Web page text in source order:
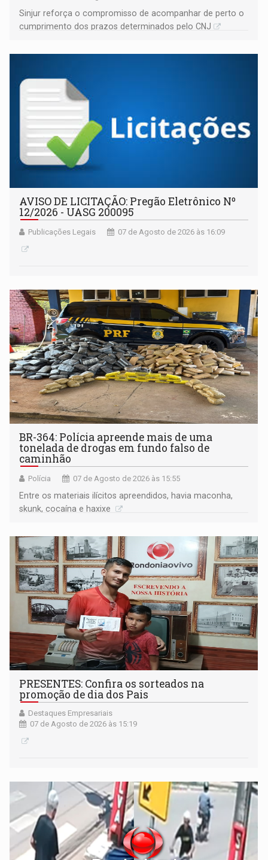
Sinjur reforça o compromisso de acompanhar de perto o
cumprimento dos prazos determinados pelo CNJ
AVISO DE LICITAÇÃO: Pregão Eletrônico Nº
12/2026 - UASG 200095
Publicações Legais 07 de Agosto de 2026 às 16:09
BR-364: Polícia apreende mais de uma
tonelada de drogas em fundo falso de
caminhão
Polícia 07 de Agosto de 2026 às 15:55
Entre os materiais ilícitos apreendidos, havia maconha,
skunk, cocaína e haxixe
PRESENTES: Confira os sorteados na
promoção de dia dos Pais
Destaques Empresariais
07 de Agosto de 2026 às 15:19